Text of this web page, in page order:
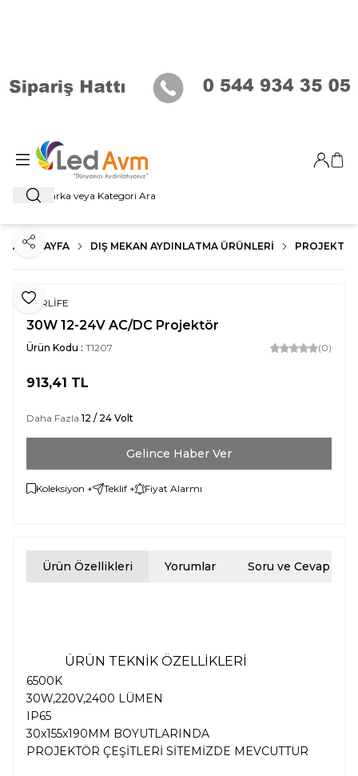
Ara
Giriş
ANA SAYFA DIŞ MEKAN AYDINLATMA ÜRÜNLERI
Favoriye Ekle
Paylaş
FORLİFE
30W 12-24V AC/DC Projektör
Ürün Kodu : T1207 (0)
913,41 TL
Daha Fazla 12 / 24 Volt
Gelince Haber Ver
Koleksiyon + Teklif + Fiyat Alarmı
Ürün Özellikleri Yorumlar Soru ve Cevap
ÜRÜN TEKNİK ÖZELLİKLERİ
6500K
30W,220V,2400 LÜMEN
IP65
30x155x190MM BOYUTLARINDA
PROJEKTÖR ÇEŞİTLERİ SİTEMİZDE MEVCUTTUR